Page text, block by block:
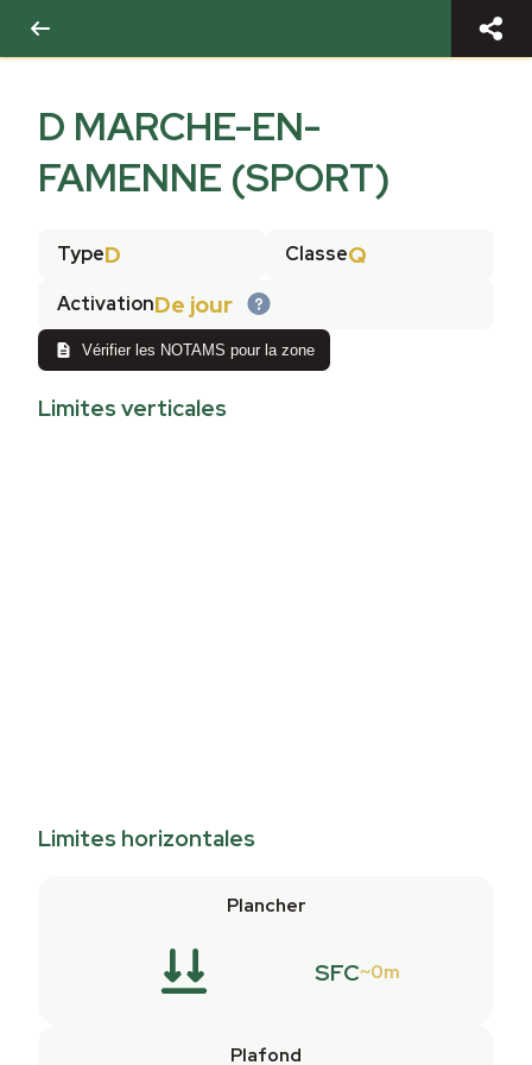
D MARCHE-EN-
FAMENNE (SPORT)
TypeD ClasseQ
ActivationDe jour
Vérifier les NOTAMS pour la zone
Limites verticales
Limites horizontales
Plancher
SFC 0m
Plafond